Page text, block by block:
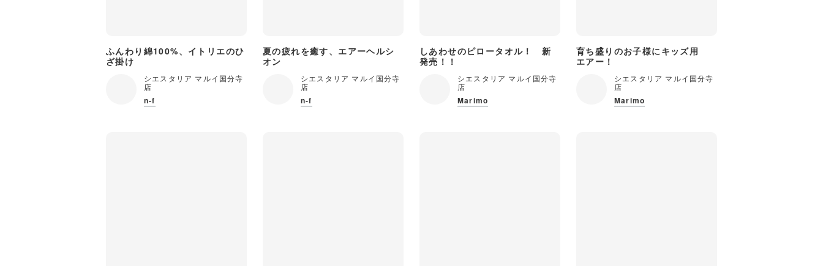
ふんわり綿100%、イトリエのひ
ざ掛け
シエスタリア マルイ国分寺
店
n-f
夏の疲れを癒す、エアーヘルシ
オン
シエスタリア マルイ国分寺
店
n-f
しあわせのピロータオル！ 新
発売！！
シエスタリア マルイ国分寺
店
Marimo
育ち盛りのお子様にキッズ用
エアー！
シエスタリア マルイ国分寺
店
Marimo